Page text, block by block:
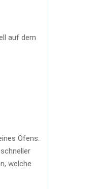
auf dem
Ofens.
welche